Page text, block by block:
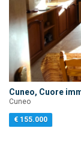
Cuneo, Cuore
Cuneo
€ 155.000